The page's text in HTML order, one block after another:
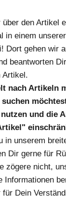
über den Artikel
in einem
Dort gehen wir
beantworten
Artikel.
nach Artikeln
und die
in unserem
Dir gerne für
zögere nicht,
Informationen
Dein